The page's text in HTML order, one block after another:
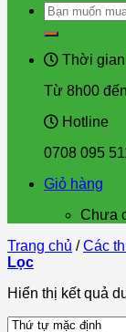
Tìm
kiếm:
Thời
Từ 8h00
Hotline
0708 095
Giỏ hàng
Chưa
Trang chủ / Các
Lọc
Hiển thị kết quả